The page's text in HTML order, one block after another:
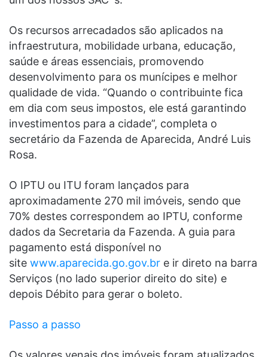
Os recursos arrecadados são aplicados na
infraestrutura, mobilidade urbana, educação,
saúde e áreas essenciais, promovendo
desenvolvimento para os munícipes e melhor
qualidade de vida. “Quando o contribuinte fica
em dia com seus impostos, ele está garantindo
investimentos para a cidade”, completa o
secretário da Fazenda de Aparecida, André Luis
Rosa.
O IPTU ou ITU foram lançados para
aproximadamente 270 mil imóveis, sendo que
70% destes correspondem ao IPTU, conforme
dados da Secretaria da Fazenda. A guia para
pagamento está disponível no
site www.aparecida.go.gov.br e ir direto na barra
Serviços (no lado superior direito do site) e
depois Débito para gerar o boleto.
Passo a passo